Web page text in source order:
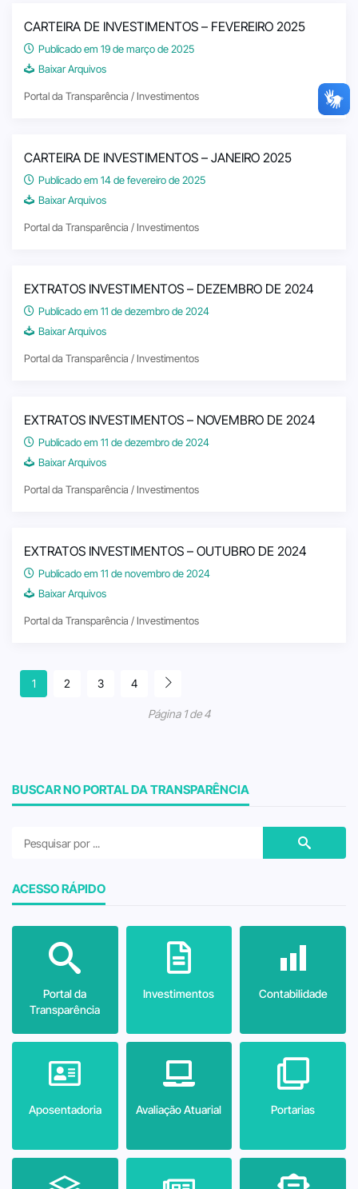
CARTEIRA DE INVESTIMENTOS – FEVEREIRO 2025
Publicado em 19 de março de 2025
Baixar Arquivos
Portal da Transparência / Investimentos
CARTEIRA DE INVESTIMENTOS – JANEIRO 2025
Publicado em 14 de fevereiro de 2025
Baixar Arquivos
Portal da Transparência / Investimentos
EXTRATOS INVESTIMENTOS – DEZEMBRO DE 2024
Publicado em 11 de dezembro de 2024
Baixar Arquivos
Portal da Transparência / Investimentos
EXTRATOS INVESTIMENTOS – NOVEMBRO DE 2024
Publicado em 11 de dezembro de 2024
Baixar Arquivos
Portal da Transparência / Investimentos
EXTRATOS INVESTIMENTOS – OUTUBRO DE 2024
Publicado em 11 de novembro de 2024
Baixar Arquivos
Portal da Transparência / Investimentos
1 2 3 4
Página 1 de 4
BUSCAR NO PORTAL DA TRANSPARÊNCIA
ACESSO RÁPIDO
Portal da
Transparência
Investimentos Contabilidade
Aposentadoria Avaliação Atuarial Portarias